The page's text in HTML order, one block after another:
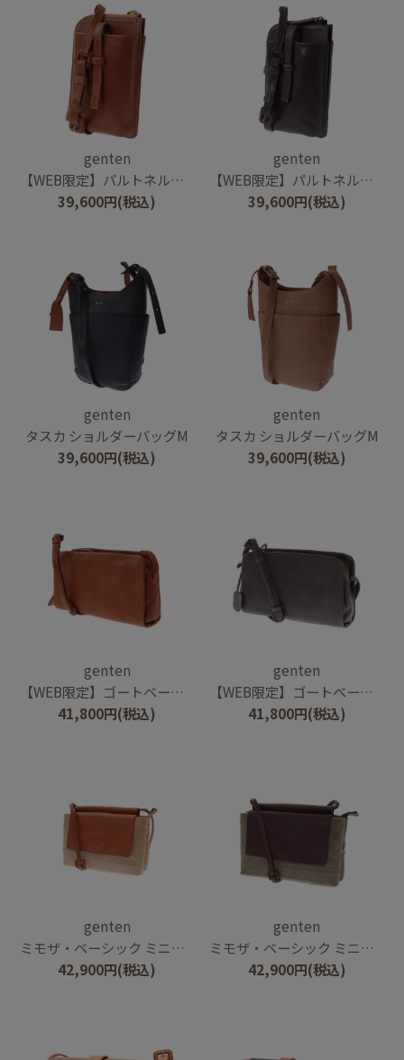
genten
【WEB限定】パルトネル２ 縦型ショルダーバッグ
39,600円(税込)
genten
【WEB限定】パルトネル２ 縦型ショルダーバッグ
39,600円(税込)
genten
タスカ ショルダーバッグM
39,600円(税込)
genten
タスカ ショルダーバッグM
39,600円(税込)
genten
【WEB限定】ゴートベーシック スクエアショルダーバッグ
41,800円(税込)
genten
【WEB限定】ゴートベーシック スクエアショルダーバッグ
41,800円(税込)
genten
ミモザ・ベーシック ミニショルダーバッグ
42,900円(税込)
genten
ミモザ・ベーシック ミニショルダーバッグ
42,900円(税込)